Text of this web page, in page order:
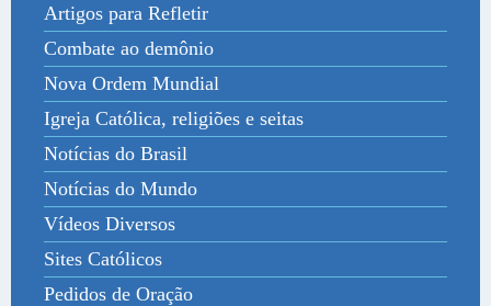
Artigos para Refletir
Combate ao demônio
Nova Ordem Mundial
Igreja Católica, religiões e seitas
Notícias do Brasil
Notícias do Mundo
Vídeos Diversos
Sites Católicos
Pedidos de Oração